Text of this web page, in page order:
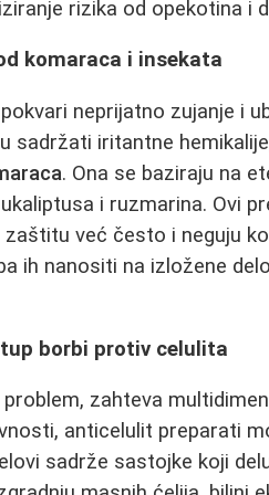
rizika od opekotina i
komaraca i insekata
neprijatno zujanje i
sadržati iritantne
. Ona se baziraju na
i ruzmarina. Ovi
već često i neguju
ih nanositi na izložene
borbi protiv celulita
zahteva
anticelulit preparati
sadrže sastojke koji